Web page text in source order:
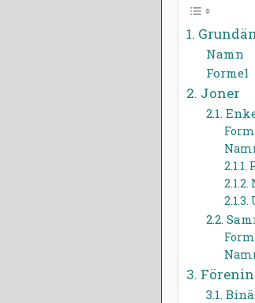
1.
Namn
Formel
2. Joner
2.1.
2.2.
3.
3.1.